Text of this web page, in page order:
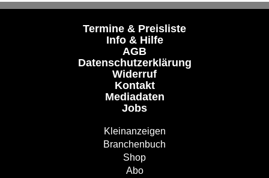
Termine & Preisliste
Info & Hilfe
AGB
Datenschutzerklärung
Widerruf
Kontakt
Mediadaten
Jobs
Kleinanzeigen
Branchenbuch
Shop
Abo